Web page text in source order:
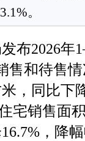
。
2026年
售和待售
，同比下
宅销售面
，降